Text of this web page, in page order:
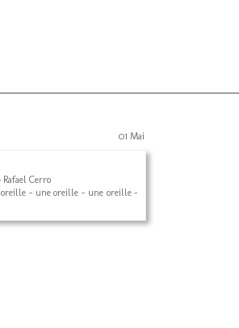
01 Mai
Rafael Cerro
- une oreille - une oreille -